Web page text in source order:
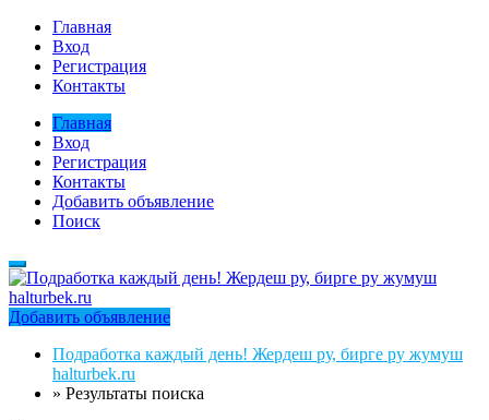
Главная
Вход
Регистрация
Контакты
Главная
Вход
Регистрация
Контакты
Добавить объявление
Поиск
Добавить объявление
Подработка каждый день! Жердеш ру, бирге ру жумуш
halturbek.ru
» Результаты поиска